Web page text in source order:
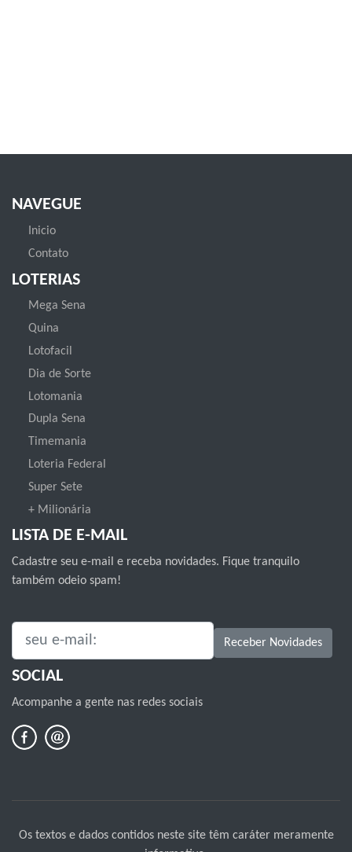
NAVEGUE
Inicio
Contato
LOTERIAS
Mega Sena
Quina
Lotofacil
Dia de Sorte
Lotomania
Dupla Sena
Timemania
Loteria Federal
Super Sete
+ Milionária
LISTA DE E-MAIL
Cadastre seu e-mail e receba novidades. Fique tranquilo
também odeio spam!
SEU E-MAIL: Receber Novidades
SOCIAL
Acompanhe a gente nas redes sociais
Os textos e dados contidos neste site têm caráter meramente